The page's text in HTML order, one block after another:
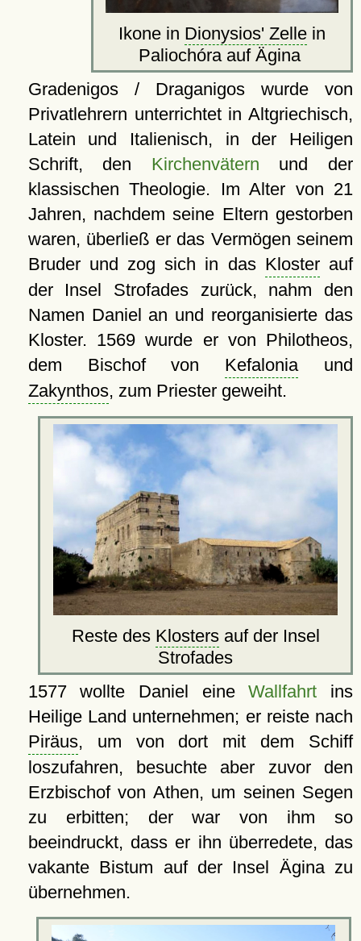
Ikone in Dionysios' Zelle in
Paliochóra auf Ägina
Gradenigos / Draganigos wurde von
Privatlehrern unterrichtet in Altgriechisch,
Latein und Italienisch, in der Heiligen
Schrift, den Kirchenvätern und der
klassischen Theologie. Im Alter von 21
Jahren, nachdem seine Eltern gestorben
waren, überließ er das Vermögen seinem
Bruder und zog sich in das Klosterauf
der Insel Strofades zurück, nahm den
Namen Daniel an und reorganisierte das
Kloster. 1569 wurde er von Philotheos,
dem Bischof von Kefalonia und
Zakynthos, zum Priester geweiht.
Reste des Klostersauf der Insel
Strofades
1577 wollte Daniel eineWallfahrt ins
Heilige Land unternehmen; er reiste nach
Piräus, um von dort mit dem Schiff
loszufahren, besuchte aber zuvor den
Erzbischof von Athen, um seinen Segen
zu erbitten; der war von ihm so
beeindruckt, dass er ihn überredete, das
vakante Bistum auf der Insel Ägina zu
übernehmen.